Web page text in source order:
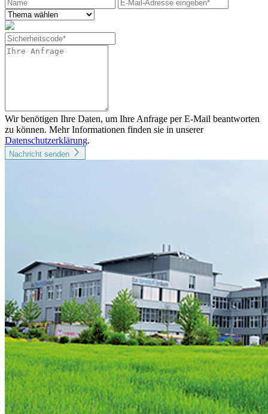
Wir benötigen Ihre Daten, um Ihre Anfrage per E-Mail beantworten
zu können. Mehr Informationen finden sie in unserer
Datenschutzerklärung.
Nachricht senden